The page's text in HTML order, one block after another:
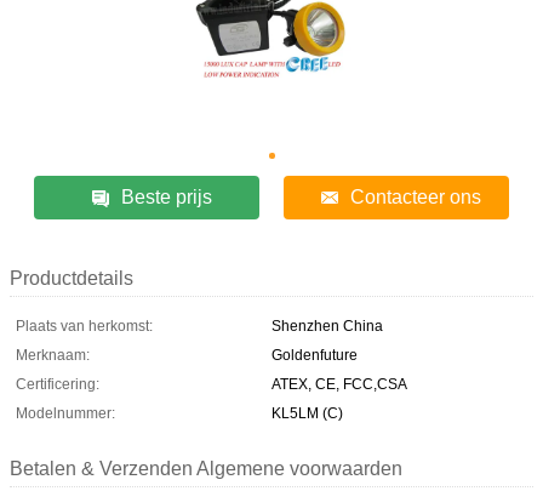
Beste prijs Contacteer ons
Productdetails
Plaats van herkomst:
Shenzhen China
Merknaam:
Goldenfuture
Certificering:
ATEX, CE, FCC,CSA
Modelnummer:
KL5LM (C)
Betalen & Verzenden Algemene voorwaarden